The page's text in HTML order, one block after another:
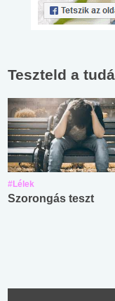
Teszteld a
#Lélek
Szorongás teszt